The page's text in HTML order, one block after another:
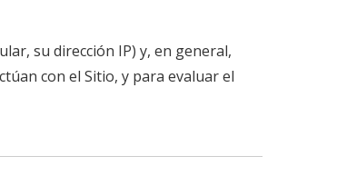
su dirección IP) y, en general,
con el Sitio, y para evaluar el